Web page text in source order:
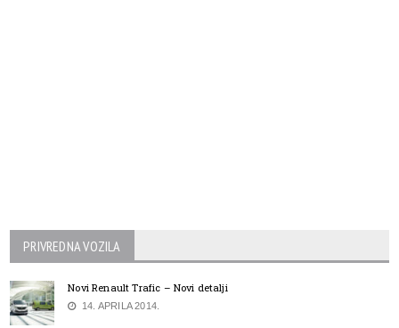
PRIVREDNA VOZILA
Novi Renault Trafic – Novi detalji
14. APRILA 2014.